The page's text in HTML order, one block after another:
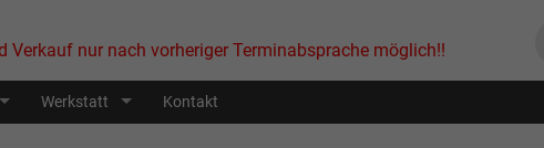
Verkauf nur nach vorheriger Terminabsprache möglich!!
Werkstatt Kontakt